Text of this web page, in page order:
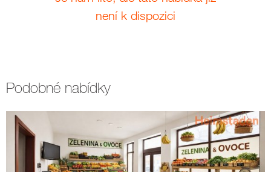
není k dispozici
Podobné nabídky